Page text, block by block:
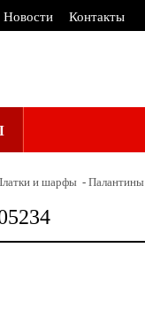
Новости Контакты
и шарфы Палантины